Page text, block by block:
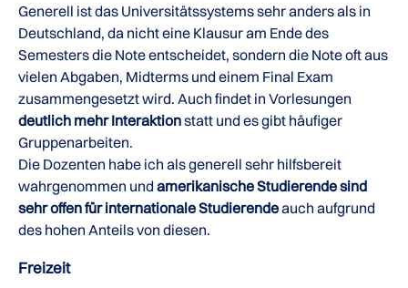
Generell ist das Universitätssystems sehr anders als in
Deutschland, da nicht eine Klausur am Ende des
Semesters die Note entscheidet, sondern die Note oft aus
vielen Abgaben, Midterms und einem Final Exam
zusammengesetzt wird. Auch findet in Vorlesungen
deutlich mehr Interaktionstatt und es gibt häufiger
Gruppenarbeiten.
Die Dozenten habe ich als generell sehr hilfsbereit
wahrgenommen und amerikanische Studierende sind
sehr offen für internationale Studierendeauch aufgrund
des hohen Anteils von diesen.
Freizeit